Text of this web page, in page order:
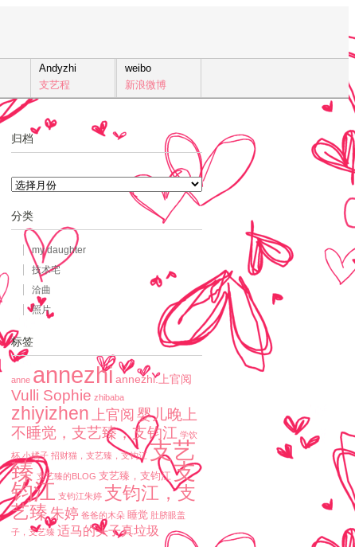
weibo
新浪微博
Andyzhi
支艺程
归档
档
分类
my daughter
技术宅
洽曲
照片
标签
anne annezhi annezhi.上官阅
Vulli Sophie zhibaba
zhiyizhen 上官阅 婴儿晚上
不睡觉，支艺臻，支钧江 学饮
杯 小橘子 招财猫，支艺臻，支钧江 支艺
臻 支艺臻的BLOG 支艺臻，支钧江 支
钧江 支钧江朱婷 支钧江，支
艺臻朱婷 爸爸的木朵 睡觉 肚脐眼盖
子，支艺臻 适马的头子真垃圾